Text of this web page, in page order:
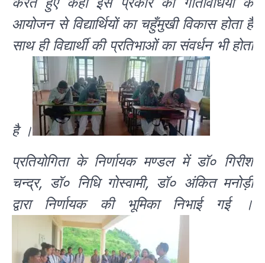
आयोजन से विद्यार्थियों का चहुँमुखी विकास होता है
साथ ही विद्यार्थी की प्रतिभाओं का संवर्धन भी होता
है ।
प्रतियोगिता के निर्णायक मण्डल में डॉ० गिरीश
चन्द्र, डॉ० निधि गोस्वामी, डॉ० अंकित मनोड़ी
द्वारा निर्णायक की भूमिका निभाई गई ।